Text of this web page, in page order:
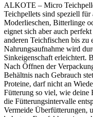
ALKOTE – Micro
Teichpellets sind speziell
Moderlieschen, Bitterlinge
eignet sich aber auch
anderen Teichfischen bis
Nahrungsaufnahme wird
Sinkeigenschaft erleichtert.
Nach Öffnen der
Behältnis nach Gebrauch
Proteine, darf nicht an
Fütterung so viel, wie deine
die Fütterungsintervalle
Vermeide Überfütterungen,